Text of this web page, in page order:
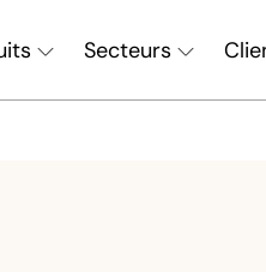
Secteurs